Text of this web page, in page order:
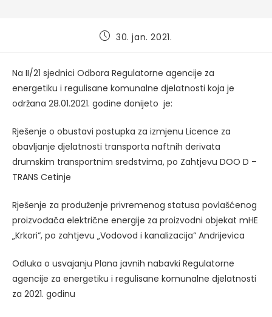
Post30. jan. 2021.
Na II/21 sjednici Odbora Regulatorne agencije za
energetiku i regulisane komunalne djelatnosti koja je
održana 28.01.2021. godine donijeto je:
Rješenje o obustavi postupka za izmjenu Licence za
obavljanje djelatnosti transporta naftnih derivata
drumskim transportnim sredstvima, po Zahtjevu DOO D –
TRANS Cetinje
Rješenje za produženje privremenog statusa povlašćenog
proizvođača električne energije za proizvodni objekat mHE
„Krkori“, po zahtjevu „Vodovod i kanalizacija“ Andrijevica
Odluka o usvajanju Plana javnih nabavki Regulatorne
agencije za energetiku i regulisane komunalne djelatnosti
za 2021. godinu